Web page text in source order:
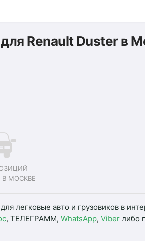
Renault Duster в
В МОСКВЕ
легковые авто и грузовиков в
, ТЕЛЕГРАММ, WhatsApp, Viber либо